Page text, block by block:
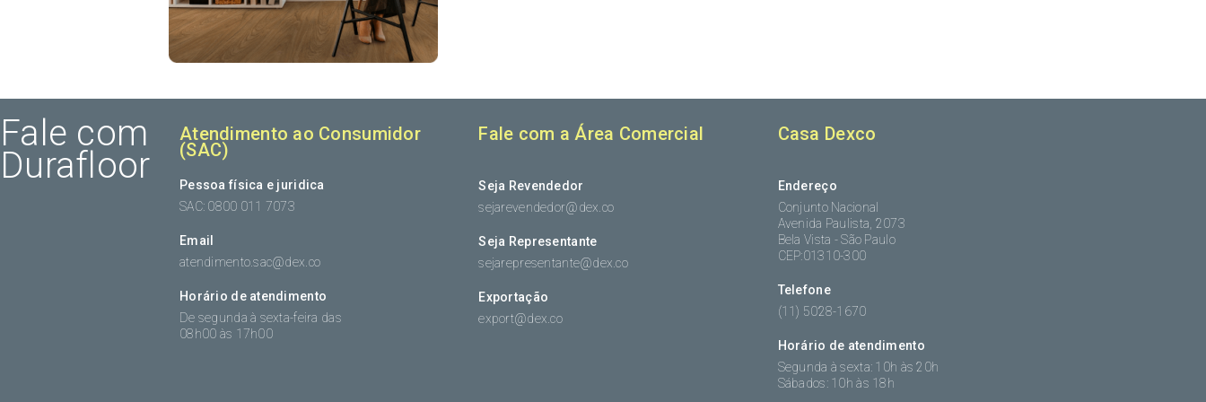
Fale com
Durafloor
Atendimento ao Consumidor
(SAC)
Pessoa física e juridica
SAC: 0800 011 7073
Email
atendimento.sac@dex.co
Horário de atendimento
De segunda à sexta-feira das
08h00 às 17h00
Fale com a Área Comercial
Seja Revendedor
sejarevendedor@dex.co
Seja Representante
sejarepresentante@dex.co
Exportação
export@dex.co
Casa Dexco
Endereço
Conjunto Nacional
Avenida Paulista, 2073
Bela Vista - São Paulo
CEP:01310-300
Telefone
(11) 5028-1670
Horário de atendimento
Segunda à sexta: 10h às 20h
Sábados: 10h às 18h